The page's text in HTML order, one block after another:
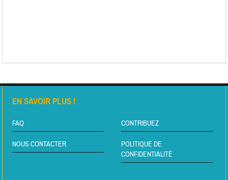
EN SAVOIR PLUS !
FAQ CONTRIBUEZ
NOUS CONTACTER
POLITIQUE DE
CONFIDENTIALITÉ